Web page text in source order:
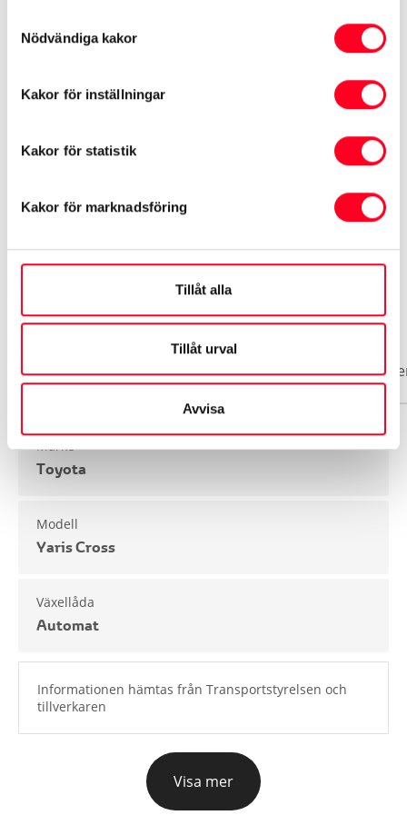
Nödvändiga kakor
Kakor för inställningar
Kakor för statistik
Kakor för marknadsföring
Tillåt alla
Tillåt urval
Avvisa
Airbag förare & passagerare
Biluppgifter
Basuppgifter Funktioner Interiör Exteriör
Märke
Toyota
Modell
Yaris Cross
Växellåda
Automat
Informationen hämtas från Transportstyrelsen och
tillverkaren
Visa mer